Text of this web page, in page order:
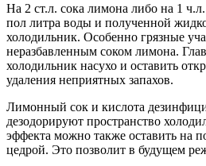
На 2 ст.л. сока лимона либо на 1
пол литра воды и полученной
холодильник. Особенно грязные
неразбавленным соком лимона.
холодильник насухо и оставить
удаления неприятных запахов.
Лимонный сок и кислота
дезодорируют пространство
эффекта можно также оставить на
цедрой. Это позволит в будущем